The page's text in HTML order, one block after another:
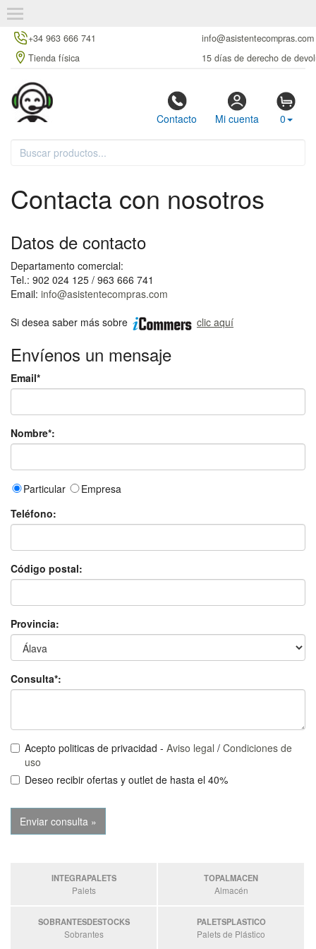
+34 963 666 741
info@asistentecompras.com
Tienda física
15 días de derecho de
Contacto Mi cuenta 0
Contacta con nosotros
Datos de contacto
Departamento comercial:
Tel.: 902 024 125 / 963 666 741
Email: info@asistentecompras.com
Si desea saber más sobre
clic aquí
Envíenos un mensaje
Email*
Nombre*:
Particular
Empresa
Teléfono:
Código postal:
Provincia:
Consulta*:
Acepto politicas de privacidad - Aviso legal / Condiciones de
uso
Deseo recibir ofertas y outlet de hasta el 40%
INTEGRAPALETS
Palets
TOPALMACEN
Almacén
SOBRANTESDESTOCKS
Sobrantes
PALETSPLASTICO
Palets de Plástico